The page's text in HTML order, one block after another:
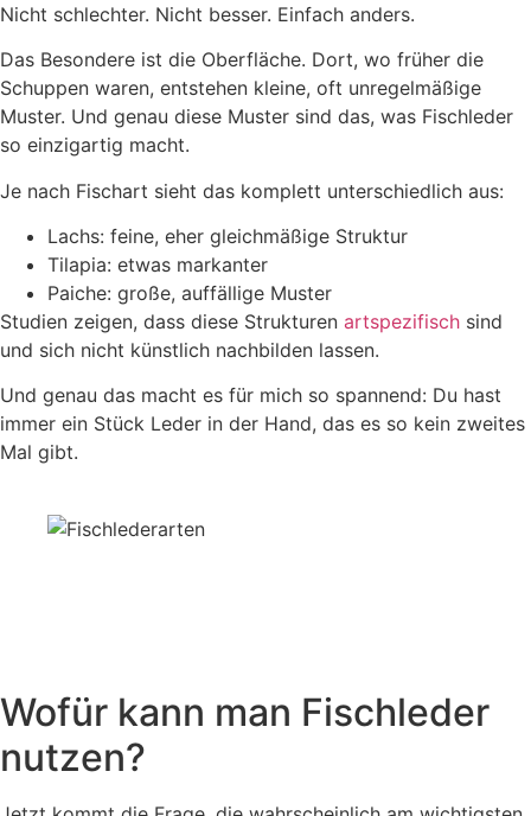
Nicht schlechter. Nicht besser. Einfach anders.
Das Besondere ist die Oberfläche. Dort, wo früher die
Schuppen waren, entstehen kleine, oft unregelmäßige
Muster. Und genau diese Muster sind das, was Fischleder
so einzigartig macht.
Je nach Fischart sieht das komplett unterschiedlich aus:
Lachs: feine, eher gleichmäßige Struktur
Tilapia: etwas markanter
Paiche: große, auffällige Muster
Studien zeigen, dass diese Strukturen artspezifisch sind
und sich nicht künstlich nachbilden lassen.
Und genau das macht es für mich so spannend: Du hast
immer ein Stück Leder in der Hand, das es so kein zweites
Mal gibt.
Wofür kann man Fischleder
nutzen?